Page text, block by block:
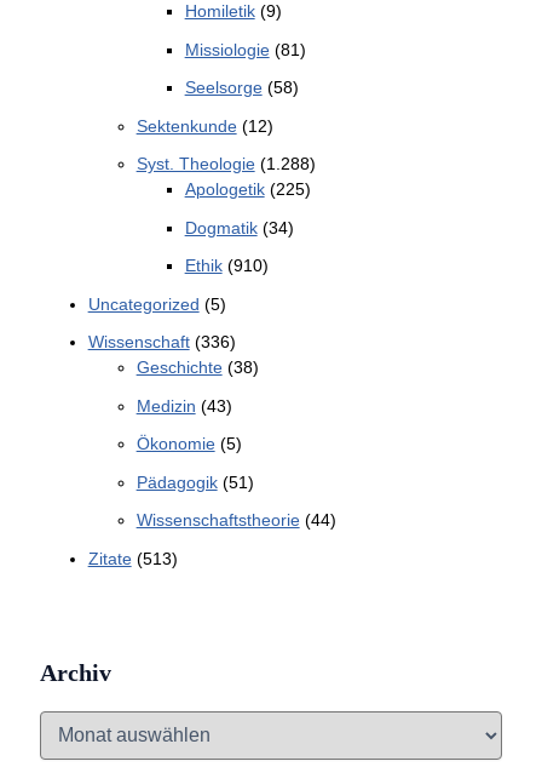
Homiletik(9)
Missiologie(81)
Seelsorge(58)
Sektenkunde(12)
Syst. Theologie(1.288)
Apologetik(225)
Dogmatik(34)
Ethik(910)
Uncategorized (5)
Wissenschaft(336)
Geschichte(38)
Medizin (43)
Ökonomie(5)
Pädagogik(51)
Wissenschaftstheorie(44)
Zitate(513)
Archiv
A